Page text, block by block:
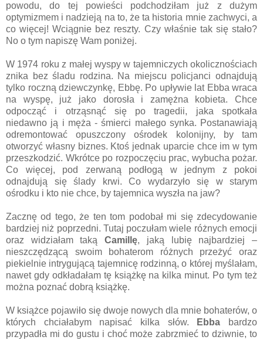
powodu, do tej powieści podchodziłam już z dużym
optymizmem i nadzieją na to, że ta historia mnie zachwyci, a
co więcej! Wciągnie bez reszty. Czy właśnie tak się stało?
No o tym napiszę Wam poniżej.
W 1974 roku z małej wyspy w tajemniczych okolicznościach
znika bez śladu rodzina. Na miejscu policjanci odnajdują
tylko roczną dziewczynkę, Ebbę. Po upływie lat Ebba wraca
na wyspę, już jako dorosła i zamężna kobieta. Chce
odpocząć i otrząsnąć się po tragedii, jaka spotkała
niedawno ją i męża - śmierci małego synka. Postanawiają
odremontować opuszczony ośrodek kolonijny, by tam
otworzyć własny biznes. Ktoś jednak uparcie chce im w tym
przeszkodzić. Wkrótce po rozpoczęciu prac, wybucha pożar.
Co więcej, pod zerwaną podłogą w jednym z pokoi
odnajdują się ślady krwi. Co wydarzyło się w starym
ośrodku i kto nie chce, by tajemnica wyszła na jaw?
Zacznę od tego, że ten tom podobał mi się zdecydowanie
bardziej niż poprzedni. Tutaj poczułam wiele różnych emocji
oraz widziałam takąCamillę, jaką lubię najbardziej –
nieszczędzącą swoim bohaterom różnych przeżyć oraz
piekielnie intrygującą tajemnicę rodzinną, o której myślałam,
nawet gdy odkładałam tę książkę na kilka minut. Po tym też
można poznać dobrą książkę.
W książce pojawiło się dwoje nowych dla mnie bohaterów, o
których chciałabym napisać kilka słów.
Ebba
bardzo
przypadła mi do gustu i choć może zabrzmieć to dziwnie, to